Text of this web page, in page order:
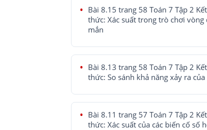
Bài 8.15 trang 58 Toán 7 Tập 2
thức: Xác suất trong trò chơi vòng
mắn
Bài 8.13 trang 58 Toán 7 Tập 2
thức: So sánh khả năng xảy ra
Bài 8.11 trang 57 Toán 7 Tập 2
thức: Xác suất của các biến cố số